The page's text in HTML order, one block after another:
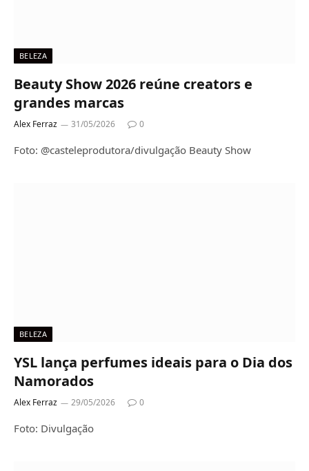
BELEZA
Beauty Show 2026 reúne creators e
grandes marcas
Alex Ferraz 31/05/2026 0
Foto: @casteleprodutora/divulgação Beauty Show
BELEZA
YSL lança perfumes ideais para o Dia dos
Namorados
Alex Ferraz 29/05/2026 0
Foto: Divulgação